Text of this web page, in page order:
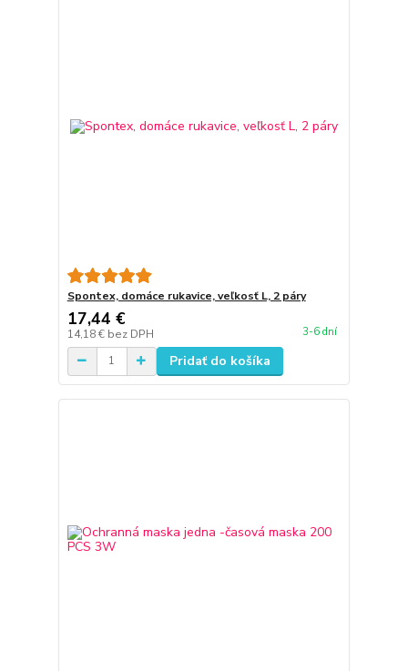
Spontex, domáce rukavice, veľkosť L, 2 páry
17,44 €
14,18 € bez DPH 3-6 dní
Pridať do košíka